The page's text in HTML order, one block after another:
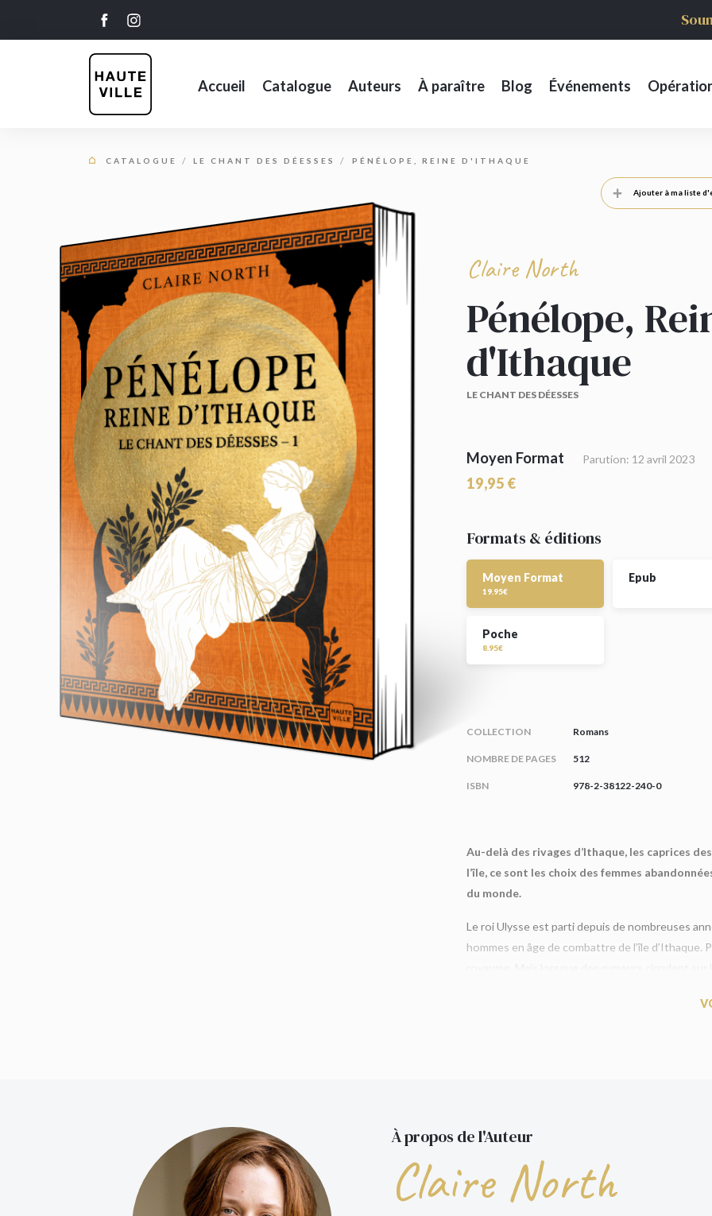
Accueil Catalogue Auteurs À paraître Blog Événements
CATALOGUE LE CHANT DES DÉESSES PÉNÉLOPE, REINE D'ITHAQUE
Ajouter à ma liste
Claire North
Pénélope,
d'Ithaque
LE CHANT DES DÉESSES
Moyen Format Parution: 12 avril 2023
19,95 €
Formats & éditions
Moyen Format
19.95€
Epub
Poche
8.95€
COLLECTION Romans
NOMBRE DE PAGES 512
ISBN 978-2-38122-240-0
Au-delà des rivages d’Ithaque, les caprices
l’île, ce sont les choix des femmes
du monde.
Le roi Ulysse est parti depuis de nombreuses
hommes en âge de combattre de l’île d’Ithaque.
Pénélope choisit l’un d’entre eux, Ithaque
Pour les fans du de Madeline
et deLa Servante écarlate
« Dans ce récit éblouissant, complexe et
À propos de l'Auteur
Claire North